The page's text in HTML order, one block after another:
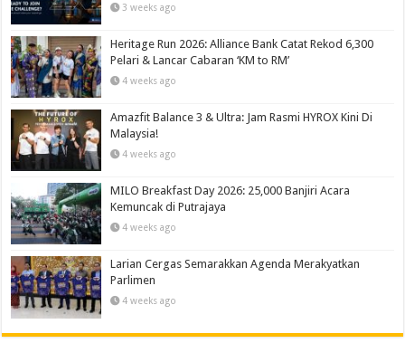
3 weeks ago
Heritage Run 2026: Alliance Bank Catat Rekod 6,300
Pelari & Lancar Cabaran ‘KM to RM’
4 weeks ago
Amazfit Balance 3 & Ultra: Jam Rasmi HYROX Kini Di
Malaysia!
4 weeks ago
MILO Breakfast Day 2026: 25,000 Banjiri Acara
Kemuncak di Putrajaya
4 weeks ago
Larian Cergas Semarakkan Agenda Merakyatkan
Parlimen
4 weeks ago